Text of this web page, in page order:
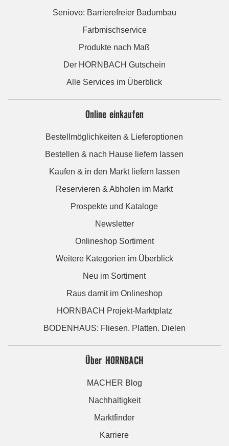
Seniovo: Barrierefreier Badumbau
Farbmischservice
Produkte nach Maß
Der HORNBACH Gutschein
Alle Services im Überblick
Online einkaufen
Bestellmöglichkeiten & Lieferoptionen
Bestellen & nach Hause liefern lassen
Kaufen & in den Markt liefern lassen
Reservieren & Abholen im Markt
Prospekte und Kataloge
Newsletter
Onlineshop Sortiment
Weitere Kategorien im Überblick
Neu im Sortiment
Raus damit im Onlineshop
HORNBACH Projekt-Marktplatz
BODENHAUS: Fliesen. Platten. Dielen
Über HORNBACH
MACHER Blog
Nachhaltigkeit
Marktfinder
Karriere